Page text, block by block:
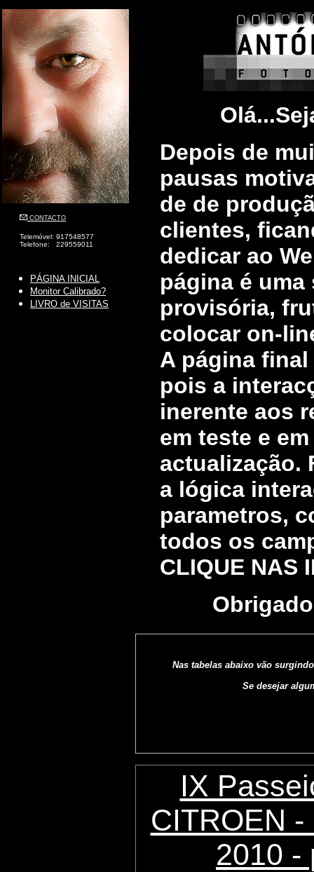
CONTACTO
Telemóvel: 917548577
Telefone: 229559011
PÁGINA INICIAL
Monitor Calibrado?
LIVRO de VISITAS
Depois de
pausas
de de
clientes,
dedicar ao
página é
provisória,
colocar on-
A página
pois a
inerente aos
em teste e
actualização.
a lógica
parametros,
todos os
CLIQUE NAS
Nas tabelas abaixo vão
Se desejar
IX
CITROEN -
2010 -